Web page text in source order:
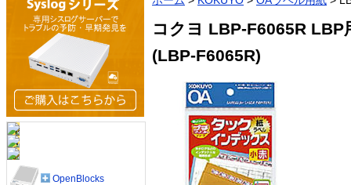
コクヨ LBP-F6065R
(LBP-F6065R)
OpenBlocks